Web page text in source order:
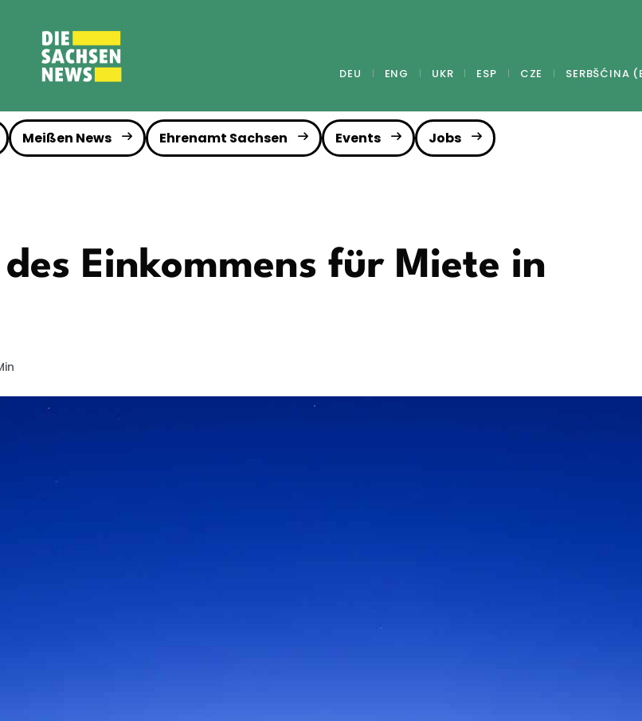
DEU ENG UKR ESP CZE SERBŠĆINA
Meißen News Ehrenamt Sachsen Events Jobs
Einkommens für Miete in